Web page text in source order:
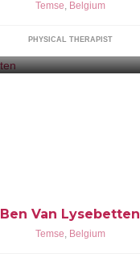
Temse, Belgium
PHYSICAL THERAPIST
Ben Van Lysebetten
Temse, Belgium